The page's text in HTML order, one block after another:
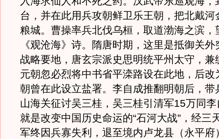
台，并在此用兵攻朝鲜卫乐王朝，把北戴河
粮城。曹操率兵北伐乌桓，取道渤海之滨，
《观沧海》诗。隋唐时期，这里是抵御关
战略要地，唐玄宗派史思明统平州太守，兼
元朝忽必烈将中书省平滦路设在此地，后改
朝曾在此设立盐署。李自成推翻明朝后，带
山海关征讨吴三桂，吴三桂引清军15万同
就是改变中国历史命运的“石河大战”，经三
军终因兵寡失利，退至境内卢龙县（永平府